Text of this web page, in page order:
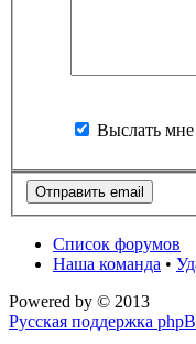
Выслать
Список форумов
Наша команда •
Powered by © 2013
Русская поддержка